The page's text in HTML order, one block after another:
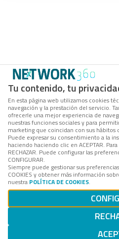
Tu contenido, tu
En esta página web utilizamos cookies
navegación y la prestación del servicio.
ofrecerle una mejor experiencia de
nuestras funciones sociales y para
marketing que coincidan con sus hábitos
Puede expresar su consentimiento a la
haciendo haciendo clic en ACEPTAR.
RECHAZAR. Puede configurar las
CONFIGURAR.
Siempre puede gestionar sus
COOKIES y obtener más información
nuestra POLÍTICA DE COOKIES.